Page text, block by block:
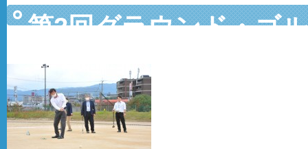
第2回グラウンド・ゴ